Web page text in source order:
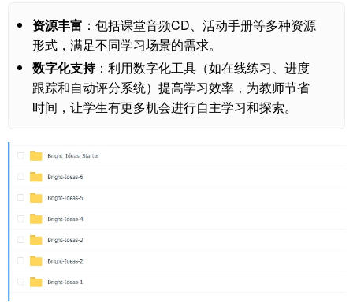
资源丰富 ：包括课堂音频CD、活动手册等多种资源
形式，满足不同学习场景的需求。
数字化支持：利用数字化工具（如在线练习、进度
跟踪和自动评分系统）提高学习效率，为教师节省
时间，让学生有更多机会进行自主学习和探索。